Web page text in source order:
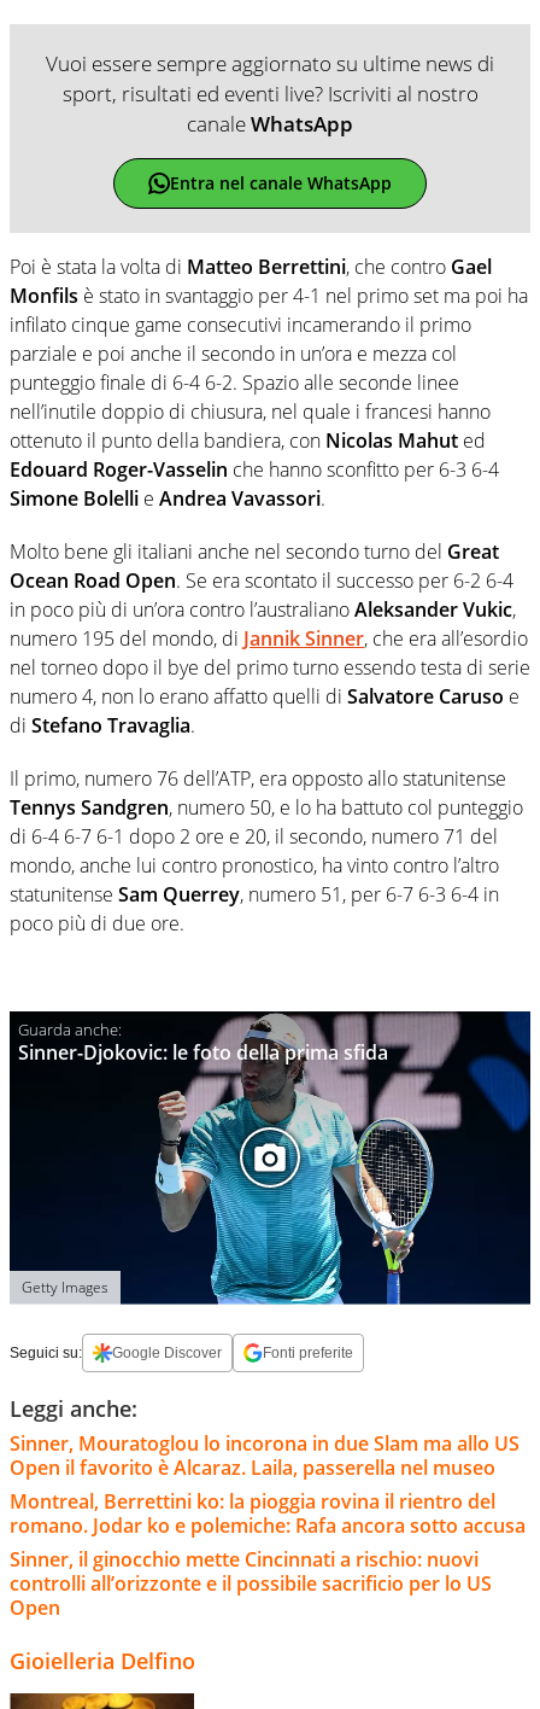
Vuoi essere sempre aggiornato su ultime news di
sport, risultati ed eventi live? Iscriviti al nostro
canaleWhatsApp
Entra nel canale WhatsApp
Poi è stata la volta di Matteo Berrettini, che contro Gael
Monfils è stato in svantaggio per 4-1 nel primo set ma poi ha
infilato cinque game consecutivi incamerando il primo
parziale e poi anche il secondo in un’ora e mezza col
punteggio finale di 6-4 6-2. Spazio alle seconde linee
nell’inutile doppio di chiusura, nel quale i francesi hanno
ottenuto il punto della bandiera, con Nicolas Mahut ed
Edouard Roger-Vasselin che hanno sconfitto per 6-3 6-4
Simone Bolelli e Andrea Vavassori.
Molto bene gli italiani anche nel secondo turno del Great
Ocean Road Open. Se era scontato il successo per 6-2 6-4
in poco più di un’ora contro l’australianoAleksander Vukic,
numero 195 del mondo, di Jannik Sinner, che era all’esordio
nel torneo dopo il bye del primo turno essendo testa di serie
numero 4, non lo erano affatto quelli di Salvatore Caruso e
di Stefano Travaglia.
Il primo, numero 76 dell’ATP, era opposto allo statunitense
Tennys Sandgren, numero 50, e lo ha battuto col punteggio
di 6-4 6-7 6-1 dopo 2 ore e 20, il secondo, numero 71 del
mondo, anche lui contro pronostico, ha vinto contro l’altro
statunitense Sam Querrey, numero 51, per 6-7 6-3 6-4 in
poco più di due ore.
Sinner-Djokovic: le foto della prima sfida
Getty Images
Seguici su: Google Discover Fonti preferite
Leggi anche:
Sinner, Mouratoglou lo incorona in due Slam ma allo US
Open il favorito è Alcaraz. Laila, passerella nel museo
Montreal, Berrettini ko: la pioggia rovina il rientro del
romano. Jodar ko e polemiche: Rafa ancora sotto accusa
Sinner, il ginocchio mette Cincinnati a rischio: nuovi
controlli all’orizzonte e il possibile sacrificio per lo US
Open
Gioielleria Delfino